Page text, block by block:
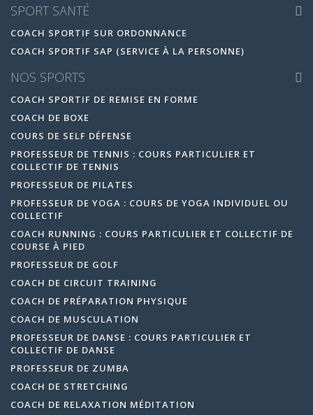
SPORT SANTÉ
COACH SPORTIF SUR ORDONNANCE
COACH SPORTIF SAP (SERVICE À LA PERSONNE)
NOS SPORTS
COACH SPORTIF DE REMISE EN FORME
COACH DE BOXE
COURS DE SELF DÉFENSE
PROFESSEUR DE TENNIS : COURS PARTICULIER ET
COLLECTIF DE TENNIS
PROFESSEUR DE PILATES
PROFESSEUR DE YOGA : COURS DE YOGA INDIVIDUEL OU
COLLECTIF
COACH RUNNING : COURS PARTICULIER ET COLLECTIF DE
COURSE À PIED
PROFESSEUR DE GOLF
COACH DE CIRCUIT TRAINING
COACH DE PRÉPARATION PHYSIQUE
COACH DE MUSCULATION
PROFESSEUR DE DANSE : COURS PARTICULIER ET
COLLECTIF DE DANSE
PROFESSEUR DE ZUMBA
COACH DE STRETCHING
COACH DE RELAXATION MÉDITATION